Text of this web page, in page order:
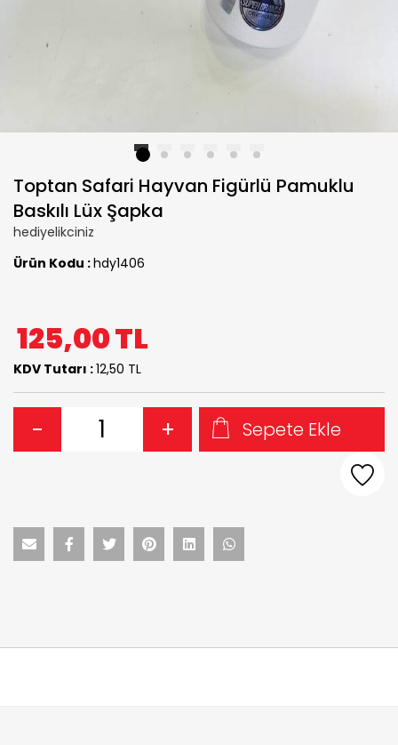
2 3 4 5 6
Toptan Safari Hayvan Figürlü Pamuklu
Baskılı Lüx Şapka
hediyelikciniz
Ürün Kodu :hdy1406
125,00TL
KDV Tutarı :12,50 TL
- + Sepete Ekle